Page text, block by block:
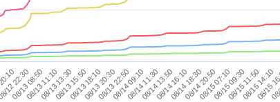
08/13 13:30 08/15 11:50
22:30
08/13 08:50
08/13 11:1008/13 15:50
08/13 18:10
08/13 20:30
08/13 22:50
08/14 09:10
08/14 11:30
08/14 13:50
08/14 16:10
08/14 18:30
08/14 20:50
08/15 07:10
08/15 09:3008/15 14:10
08/15